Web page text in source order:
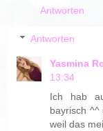
Antworten
Antworten
Yasmina
13:34
Ich hab
bayrisch ^^
weil das